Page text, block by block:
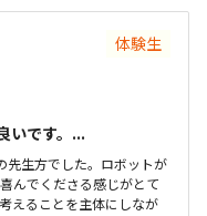
体験生
いです。...
先生方でした。ロボットが
んでくださる感じがとて
えることを主体にしなが